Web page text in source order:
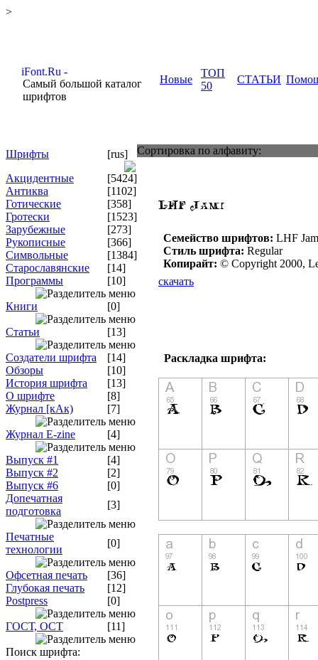
>
Самый большой каталог
шрифтов
Новые
ТОП
50
СТАТЬИ
Шрифты
[rus]
Акцидентные
[5424]
Антиква
[1102]
Готические
[358]
Гротески
[1523]
Зарубежные
[273]
Рукописные
[366]
Символьные
[1384]
Старославянские
[14]
Программы
[10]
Книги [0]
Статьи [13]
Создатели шрифта
[14]
Обзоры
[10]
История шрифта
[13]
О шрифте
[8]
Журнал [кАк)
[7]
Журнал E-zine [4]
Выпуск #1
[4]
Выпуск #2
[2]
Выпуск #6
[0]
Допечатная
подготовка
[3]
Печатные
технологии
[0]
Офсетная печать
[36]
Глубокая печать
[12]
Postpress
[0]
ГОСТ, ОСТ [11]
Поиск шрифта:
Сортировка по алфавиту:
Семейство шрифтов: LHF
Стиль шрифта: Regular
Копирайт: © Copyright 2000,
скачать
Раскладка шрифта: